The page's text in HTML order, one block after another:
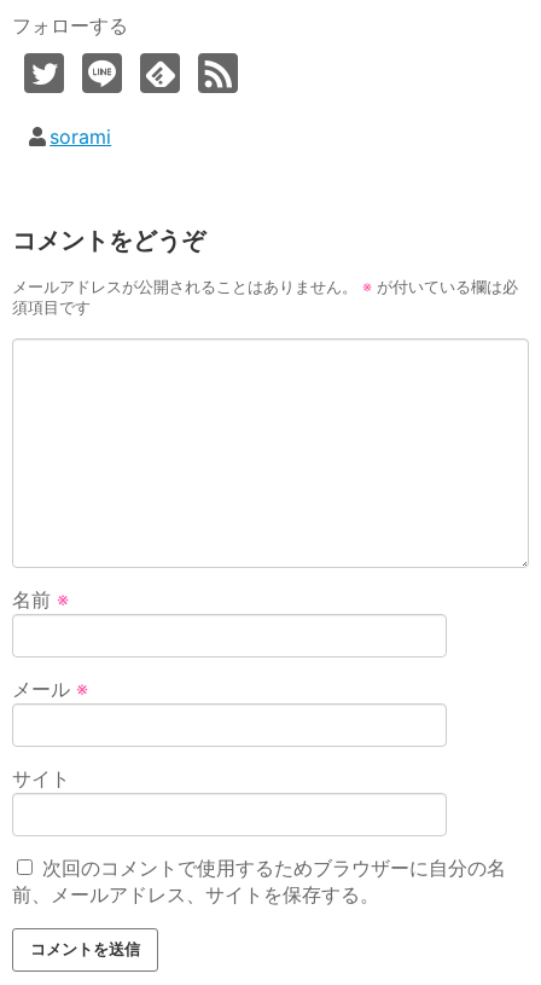
フォローする
sorami
コメントをどうぞ
メールアドレスが公開されることはありません。 ※ が付いている欄は必
須項目です
名前 ※
メール ※
サイト
次回のコメントで使用するためブラウザーに自分の名
前、メールアドレス、サイトを保存する。